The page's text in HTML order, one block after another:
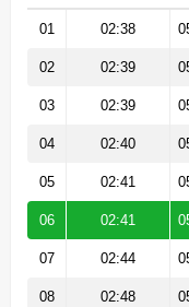
01 02:38
02 02:39
03 02:39
04 02:40
05 02:41
06 02:41
07 02:44
08 02:48